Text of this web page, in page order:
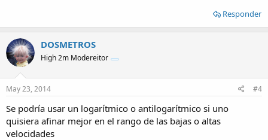
Responder
DOSMETROS
High 2m Modereitor
May 23, 2014 #4
Se podría usar un logarítmico o antilogarítmico si uno
quisiera afinar mejor en el rango de las bajas o altas
velocidades